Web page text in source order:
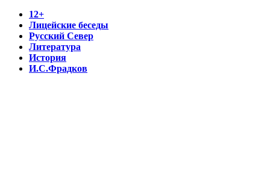
12+
Лицейские беседы
Русский Север
Литература
История
И.С.Фрадков